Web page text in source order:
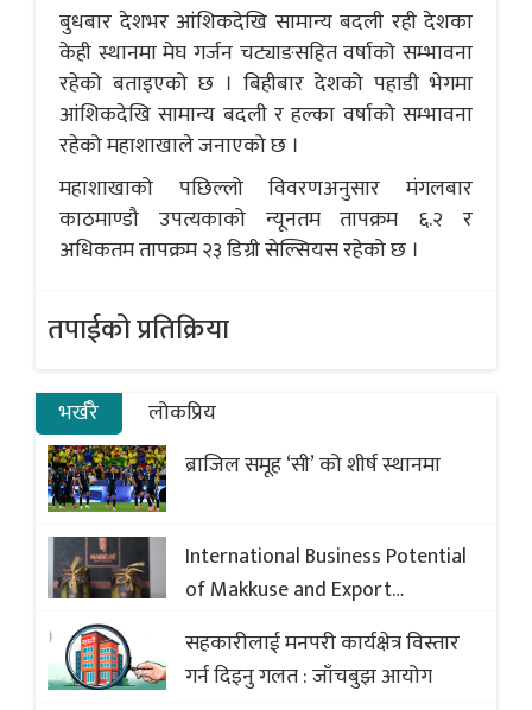
बुधबार देशभर आंशिकदेखि सामान्य बदली रही देशका
केही स्थानमा मेघ गर्जन चट्याङसहित वर्षाको सम्भावना
रहेको बताइएको छ । बिहीबार देशको पहाडी भेगमा
आंशिकदेखि सामान्य बदली र हल्का वर्षाको सम्भावना
रहेको महाशाखाले जनाएको छ ।
महाशाखाको पछिल्लो विवरणअनुसार मंगलबार
काठमाण्डौ उपत्यकाको न्यूनतम तापक्रम ६.२ र
अधिकतम तापक्रम २३ डिग्री सेल्सियस रहेको छ ।
तपाईको प्रतिक्रिया
भर्खरै
लोकप्रिय
ब्राजिल समूह ‘सी’ को शीर्ष स्थानमा
International Business Potential
of Makkuse and Export
Opportunities of Nepali Sweets
with Global Comparison to
Baklava
सहकारीलाई मनपरी कार्यक्षेत्र विस्तार
गर्न दिइनु गलत : जाँचबुझ आयोग